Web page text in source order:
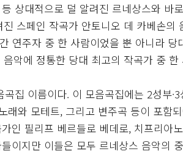
상대적으로 덜 알려진 르네상스와 바
스페인 작곡가 안토니오 데 카베손의
연주자 중 한 사람이었을 뿐 아니라 당
음악에 정통한 당대 최고의 작곡가 중 한
집 이름이다. 이 모음곡집에는 2성부·3
래와 모테트, 그리고 변주곡 등이 포함
인 필리프 베르들로 베데로, 치프리아
이지만 이들은 모두 르네상스 음악의